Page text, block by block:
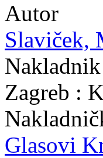
Autor
Slaviček,
Nakladnik
Zagreb :
Glasovi